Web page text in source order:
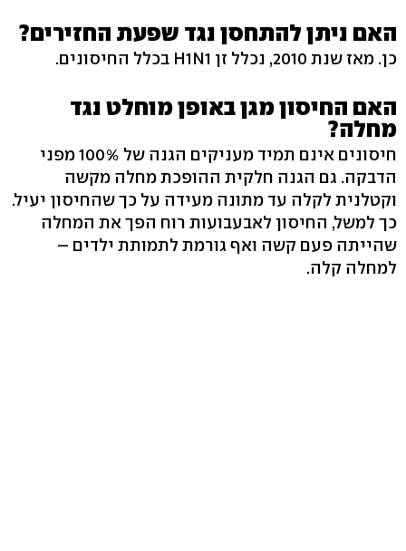
האם ניתן להתחסן נגד שפעת החזירים?
כן. מאז שנת 2010, נכלל זן H1N1 בכלל החיסונים.
האם החיסון מגן באופן מוחלט נגד
מחלה?
חיסונים אינם תמיד מעניקים הגנה של 100% מפני
הדבקה. גם הגנה חלקית ההופכת מחלה מקשה
וקטלנית לקלה עד מתונה מעידה על כך שהחיסון יעיל.
כך למשל, החיסון לאבעבועות רוח הפך את המחלה
שהייתה פעם קשה ואף גורמת לתמותת ילדים –
למחלה קלה.